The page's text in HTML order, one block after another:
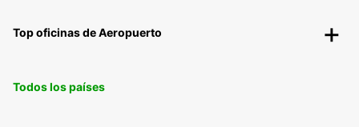
Top oficinas de Aeropuerto
Todos los países